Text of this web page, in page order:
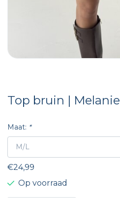
Top bruin | Melanie
Maat: *
€24,99
Op voorraad